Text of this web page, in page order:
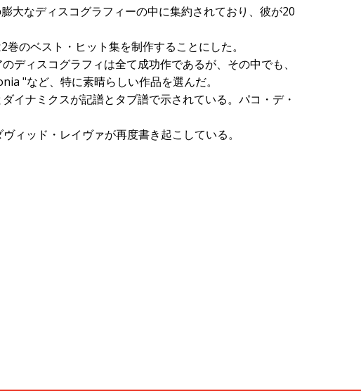
大なディスコグラフィーの中に集約されており、彼が20
のベスト・ヒット集を制作することにした。
ィスコグラフィは全て成功作であるが、その中でも、
"など、特に素晴らしい作品を選んだ。
イナミクスが記譜とタブ譜で示されている。パコ・デ・
ッド・レイヴァが再度書き起こしている。